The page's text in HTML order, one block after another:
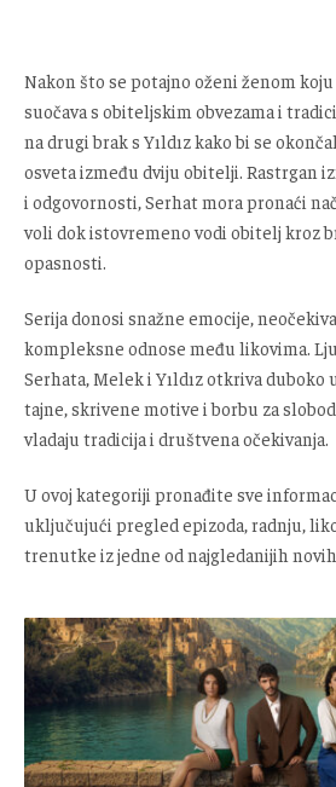
Nakon što se potajno oženi ženom
suočava s obiteljskim obvezama i
na drugi brak s Yıldız kako bi se
osveta između dviju obitelji. Rastrgan
i odgovornosti, Serhat mora pronaći
voli dok istovremeno vodi obitelj kroz
opasnosti.
Serija donosi snažne emocije,
kompleksne odnose među likovima.
Serhata, Melek i Yıldız otkriva
tajne, skrivene motive i borbu za
vladaju tradicija i društvena očekivanja.
U ovoj kategoriji pronađite sve
uključujući pregled epizoda, radnju,
trenutke iz jedne od najgledanijih